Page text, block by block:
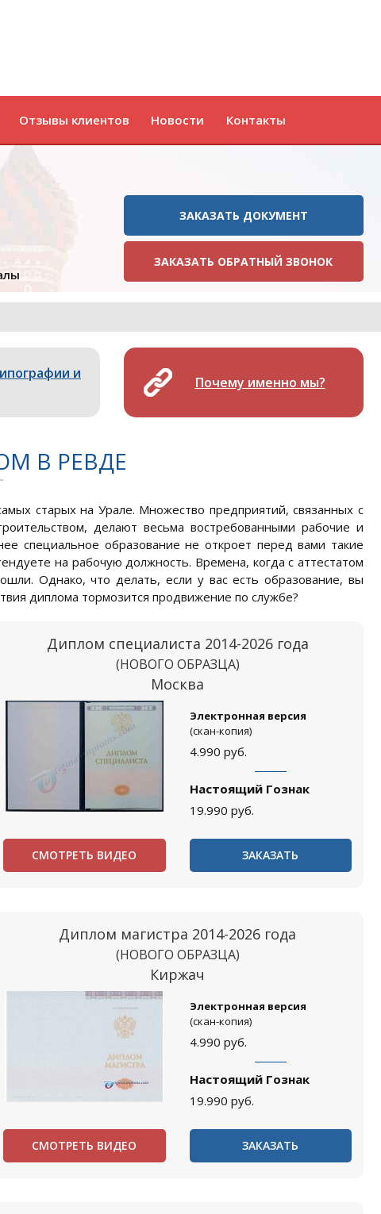
Отзывы клиентов Новости Контакты
ЗАКАЗАТЬ ДОКУМЕНТ
ЗАКАЗАТЬ ОБРАТНЫЙ ЗВОНОК
и
Почему именно мы?
В РЕВДЕ
старых на Урале. Множество предприятий, связанных с
делают весьма востребованными рабочие и
специальное образование не откроет перед вами такие
на рабочую должность. Времена, когда с аттестатом
Однако, что делать, если у вас есть образование, вы
диплома тормозится продвижение по службе?
Диплом специалиста 2014-2026 года
(НОВОГО ОБРАЗЦА)
Москва
Электронная версия
(скан-копия)
4.990 руб.
Настоящий Гознак
19.990 руб.
СМОТРЕТЬ ВИДЕО ЗАКАЗАТЬ
Диплом магистра 2014-2026 года
(НОВОГО ОБРАЗЦА)
Киржач
Электронная версия
(скан-копия)
4.990 руб.
Настоящий Гознак
19.990 руб.
СМОТРЕТЬ ВИДЕО ЗАКАЗАТЬ